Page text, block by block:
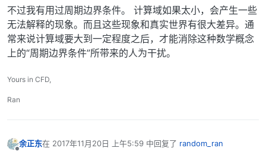
不过我有用过周期边界条件。 计算域如果太小，会产生一些
无法解释的现象。而且这些现象和真实世界有很大差异。通
常来说计算域要大到一定程度之后，才能消除这种数学概念
上的“周期边界条件”所带来的人为干扰。
Yours in CFD,
Ran
余正东在 2017年11月20日 上午5:59 中回复了 random_ran
最后由 编辑